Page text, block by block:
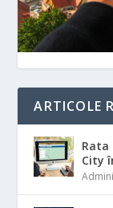
ARTICOLE
Rata
City